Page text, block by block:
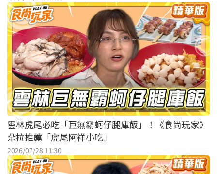
雲林虎尾必吃「巨無霸蚵仔腿庫飯」！《食尚玩家》
朵拉推薦「虎尾阿祥小吃」
2026/07/28 11:30